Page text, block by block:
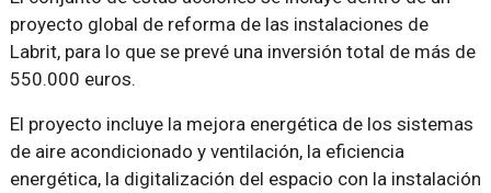
proyecto global de reforma de las instalaciones de
Labrit, para lo que se prevé una inversión total de más de
550.000 euros.
El proyecto incluye la mejora energética de los sistemas
de aire acondicionado y ventilación, la eficiencia
energética, la digitalización del espacio con la instalación